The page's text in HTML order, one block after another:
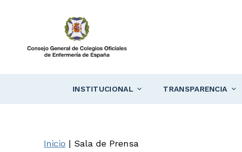
INSTITUCIONAL TRANSPARENCIA
Inicio | Sala de Prensa